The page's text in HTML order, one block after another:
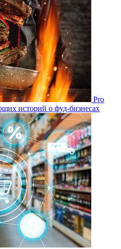
Pro
историй о фуд-бизнесах